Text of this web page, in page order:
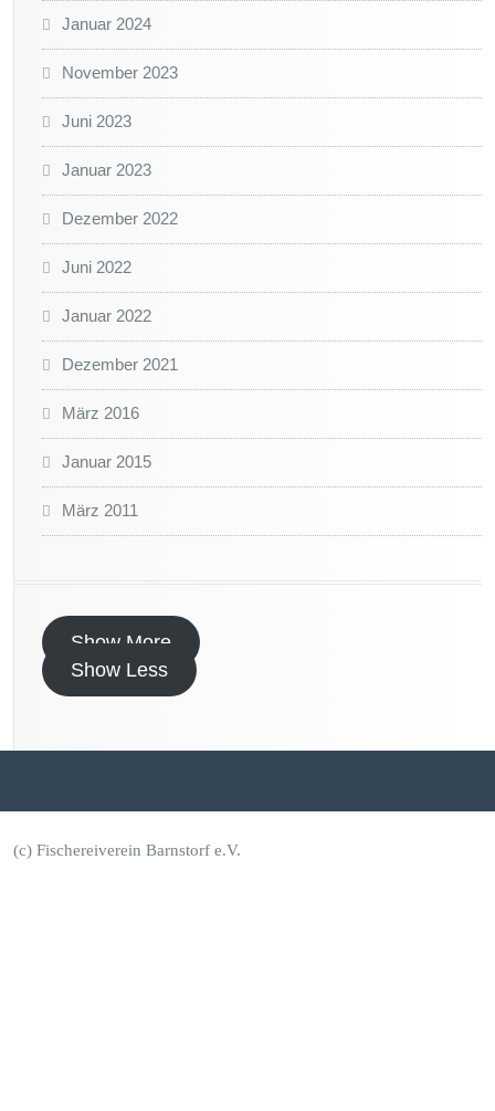
Januar 2024
November 2023
Juni 2023
Januar 2023
Dezember 2022
Juni 2022
Januar 2022
Dezember 2021
März 2016
Januar 2015
März 2011
Show More
Show Less
(c) Fischereiverein Barnstorf e.V.